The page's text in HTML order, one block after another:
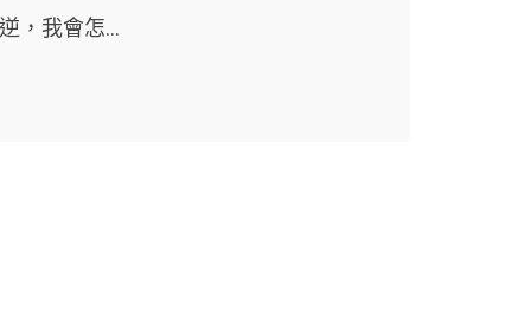
，我會怎...